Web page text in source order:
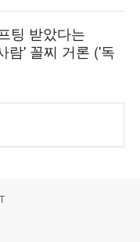
팅 받았다는
람' 꼴찌 거론 ('독